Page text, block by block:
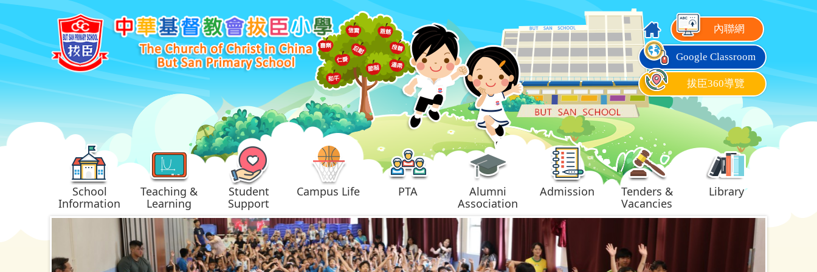
內聯網
Google Classroom
拔臣360導覽
School
Information
Teaching &
Learning
Student
Support
Campus Life PTA
Alumni
Association
Admission
Tenders &
Vacancies
Library